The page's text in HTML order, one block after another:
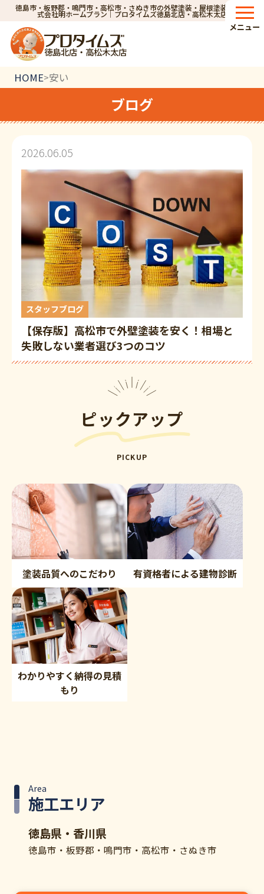
徳島市・板野郡・鳴門市・高松市・さぬき市の外壁塗装・屋根塗装なら株
式会社明ホームプラン｜プロタイムズ徳島北店・高松木太店
徳島北店・高松木太店
メニュー
HOME>安い
ブログ
2026.06.05
スタッフブログ
【保存版】高松市で外壁塗装を安く！相場と
失敗しない業者選び3つのコツ
ピックアップ
PICKUP
塗装品質へのこだわり 有資格者による建物診断
わかりやすく納得の見積
もり
施工エリア
Area
徳島県・香川県
徳島市・板野郡・鳴門市・高松市・さぬき市